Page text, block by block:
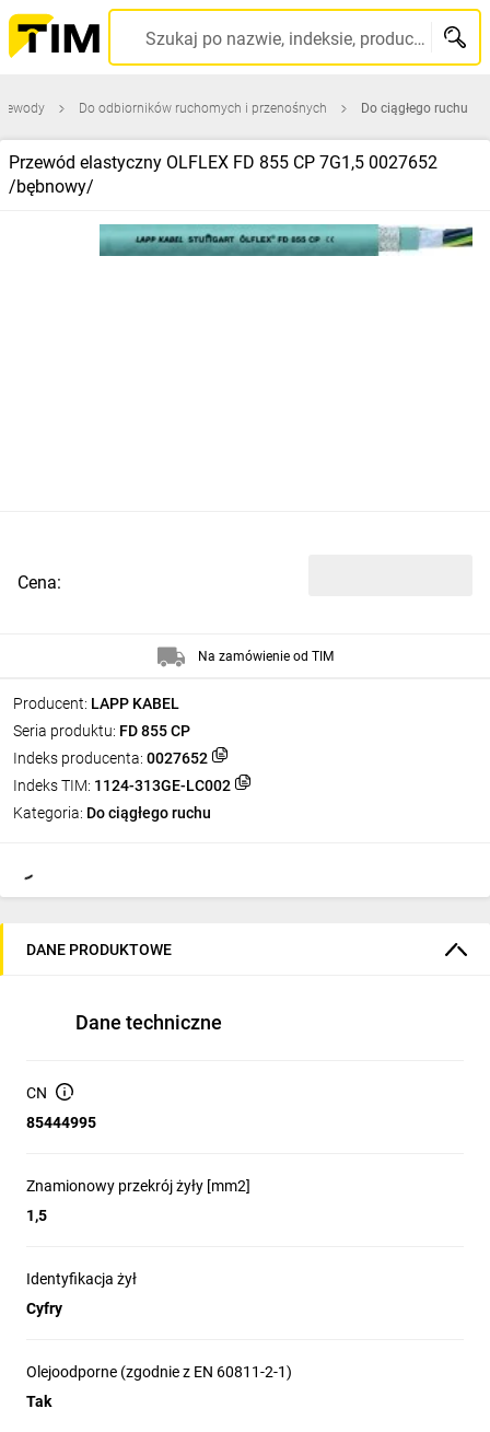
Szukaj po nazwie, indeksie, producencie, kodzie kreskowym...
Do odbiorników ruchomych i przenośnych Do ciągłego ruchu
Przewód elastyczny OLFLEX FD 855 CP 7G1,5 0027652
/bębnowy/
Producent: LAPP KABEL
Seria produktu: FD 855 CP
Indeks producenta: 0027652
Indeks TIM: 1124-313GE-LC002
Kategoria: Do ciągłego ruchu
Cena:
Na zamówienie od TIM
DANE PRODUKTOWE
Dane techniczne
CN
85444995
Znamionowy przekrój żyły [mm2]
1,5
Identyfikacja żył
Cyfry
Olejoodporne (zgodnie z EN 60811-2-1)
Tak